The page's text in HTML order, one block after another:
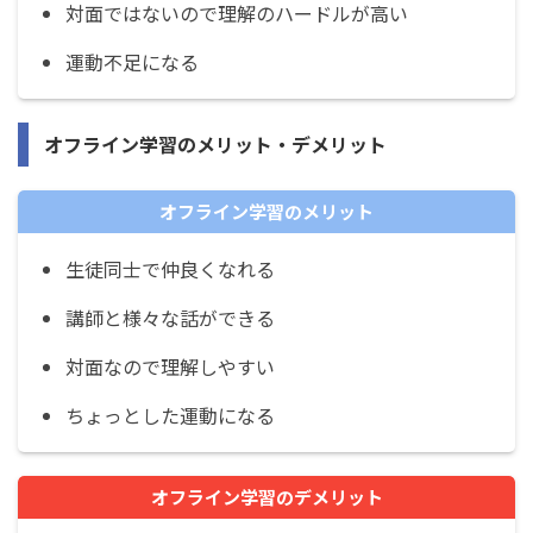
対面ではないので理解のハードルが高い
運動不足になる
オフライン学習のメリット・デメリット
オフライン学習のメリット
生徒同士で仲良くなれる
講師と様々な話ができる
対面なので理解しやすい
ちょっとした運動になる
オフライン学習のデメリット